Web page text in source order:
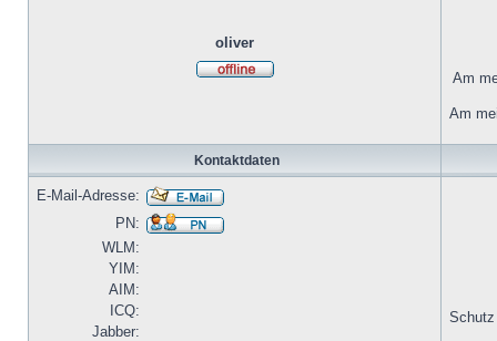
oliver
Am
Am
Kontaktdaten
E-Mail-Adresse:
PN:
WLM:
YIM:
AIM:
ICQ:
Jabber:
Schutz